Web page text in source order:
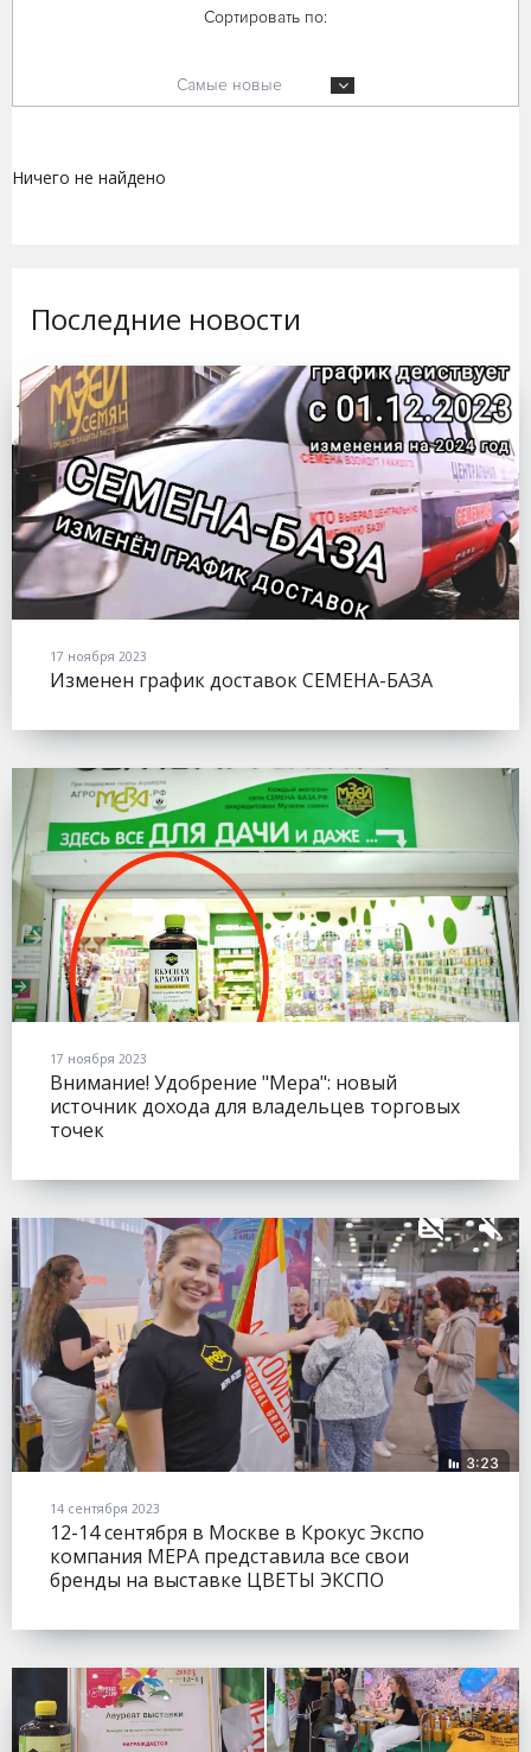
Сортировать по:
Самые новые
Ничего не найдено
Последние новости
17 ноября 2023
Изменен график доставок СЕМЕНА-БАЗА
17 ноября 2023
Внимание! Удобрение "Мера": новый
источник дохода для владельцев торговых
точек
14 сентября 2023
12-14 сентября в Москве в Крокус Экспо
компания МЕРА представила все свои
бренды на выставке ЦВЕТЫ ЭКСПО